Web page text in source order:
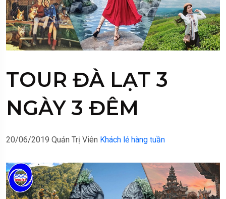
TOUR ĐÀ LẠT 3
NGÀY 3 ĐÊM
20/06/2019 Quản Trị Viên Khách lẻ hàng tuần